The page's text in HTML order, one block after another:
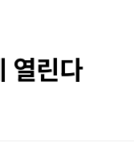
열린다